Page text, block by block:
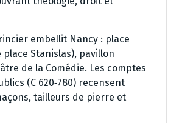
embellit Nancy : place
place Stanislas), pavillon
de la Comédie. Les comptes
(C 620‑780) recensent
tailleurs de pierre et